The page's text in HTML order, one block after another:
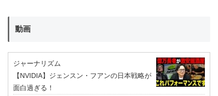
動画
ジャーナリズム
【NVIDIA】ジェンスン・フアンの日本戦略が
面白過ぎる！